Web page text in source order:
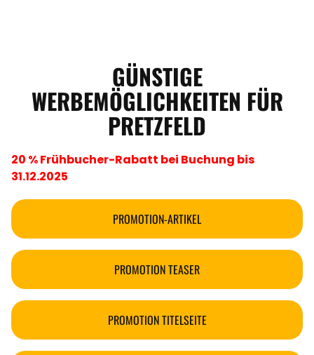
GÜNSTIGE
WERBEMÖGLICHKEITEN FÜR
PRETZFELD
20 % Frühbucher-Rabatt bei Buchung bis
31.12.2025
PROMOTION-ARTIKEL
PROMOTION TEASER
PROMOTION TITELSEITE